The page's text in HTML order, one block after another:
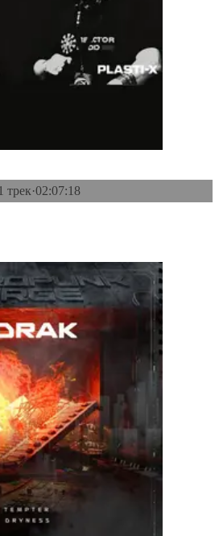
1 трек·02:07:18